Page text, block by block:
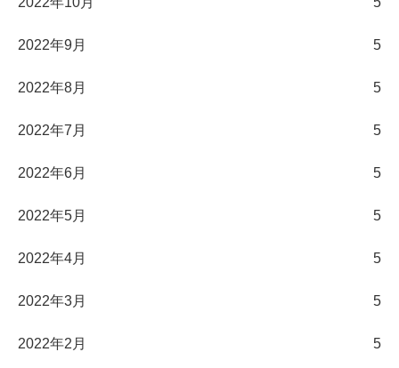
2022年9月 5
2022年8月 5
2022年7月 5
2022年6月 5
2022年5月 5
2022年4月 5
2022年3月 5
2022年2月 5